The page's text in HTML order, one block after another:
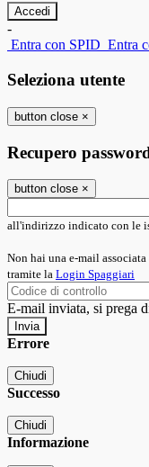
-
Entra con SPID Entra
Seleziona utente
button close ×
Recupero
button close ×
all'indirizzo indicato con le
Non hai una e-mail
tramite la Login Spaggiari
E-mail inviata, si prega
Errore
Chiudi
Successo
Chiudi
Informazione